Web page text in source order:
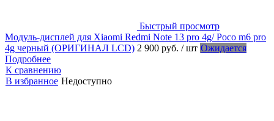
Быстрый просмотр
Модуль-дисплей для Xiaomi Redmi Note 13 pro 4g/ Poco m6 pro
4g черный (ОРИГИНАЛ LCD) 2 900 руб. / шт Ожидается
Подробнее
К сравнению
В избранное Недоступно